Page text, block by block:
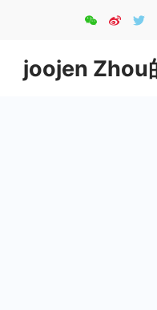
content
joojen Zhou